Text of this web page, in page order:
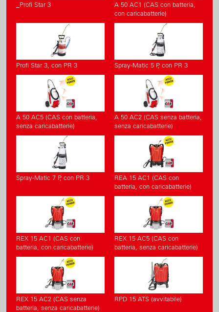
_Profi Star 3
A 50 AC1 (CAS con batteria,
con caricabatterie)
Profi Star 3, con PR 3 Spray-Matic 5 P, con PR 3
A 50 AC5 (CAS con batteria,
senza caricabatterie)
A 50 AC2 (CAS senza batteria,
senza caricabatterie)
Spray-Matic 7 P, con PR 3
REA 15 AC1 (CAS con
batteria, con caricabatterie)
REX 15 AC1 (CAS con
batteria, con caricabatterie)
REX 15 AC5 (CAS con
batteria, senza caricabatterie)
REX 15 AC2 (CAS senza
batteria, senza caricabatterie)
RPD 15 ATS (avvitabile)